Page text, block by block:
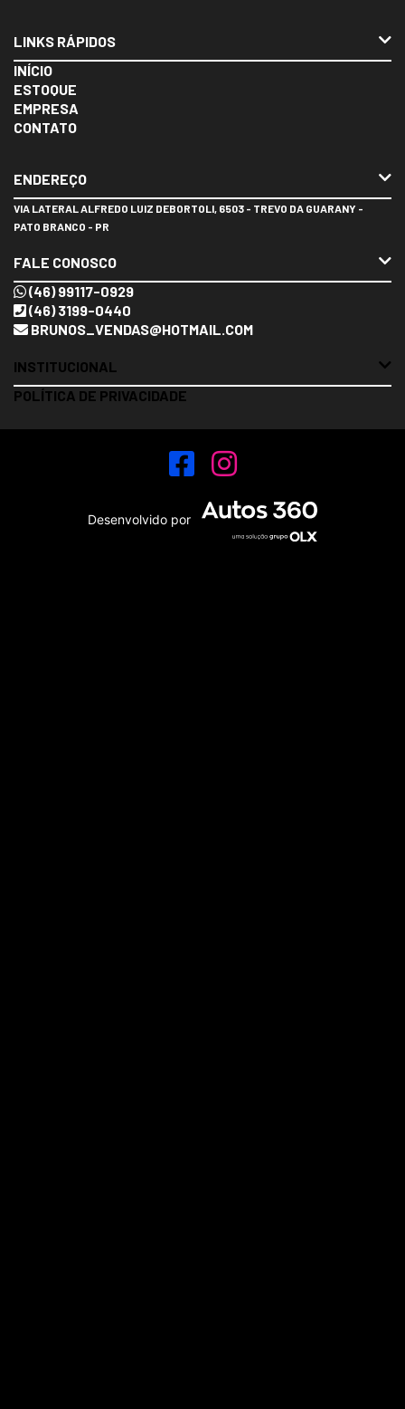
LINKS RÁPIDOS
INÍCIO
ESTOQUE
EMPRESA
CONTATO
ENDEREÇO
VIA LATERAL ALFREDO LUIZ DEBORTOLI, 6503 - TREVO DA GUARANY -
PATO BRANCO - PR
FALE CONOSCO
(46) 99117-0929
(46) 3199-0440
BRUNOS_VENDAS@HOTMAIL.COM
INSTITUCIONAL
POLÍTICA DE PRIVACIDADE
Desenvolvido por